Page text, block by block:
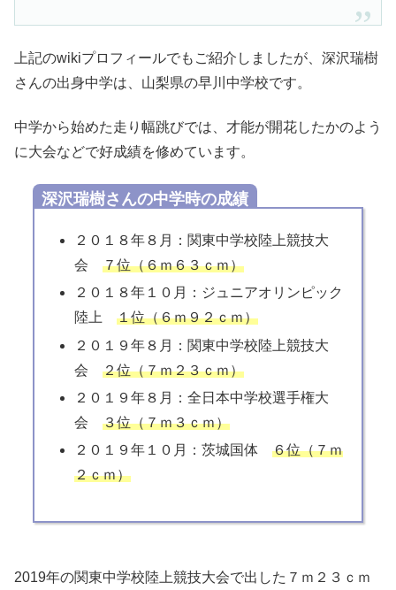
上記のwikiプロフィールでもご紹介しましたが、深沢瑞樹
さんの出身中学は、山梨県の早川中学校です。
中学から始めた走り幅跳びでは、才能が開花したかのよう
に大会などで好成績を修めています。
深沢瑞樹さんの中学時の成績
２０１８年８月：関東中学校陸上競技大
会 ７位（６ｍ６３ｃｍ）
２０１８年１０月：ジュニアオリンピック
陸上 １位（６ｍ９２ｃｍ）
２０１９年８月：関東中学校陸上競技大
会 ２位（７ｍ２３ｃｍ）
２０１９年８月：全日本中学校選手権大
会 ３位（７ｍ３ｃｍ）
２０１９年１０月：茨城国体 ６位（７ｍ
２ｃｍ）
2019年の関東中学校陸上競技大会で出した７ｍ２３ｃｍ